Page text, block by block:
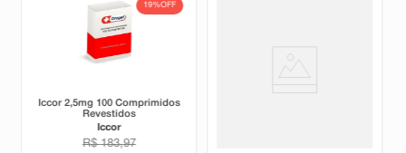
19%OFF
Iccor 2,5mg 100 Comprimidos
Revestidos
Iccor
R$ 183,97